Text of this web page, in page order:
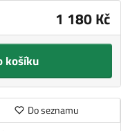
1 180 Kč
košíku
Do seznamu